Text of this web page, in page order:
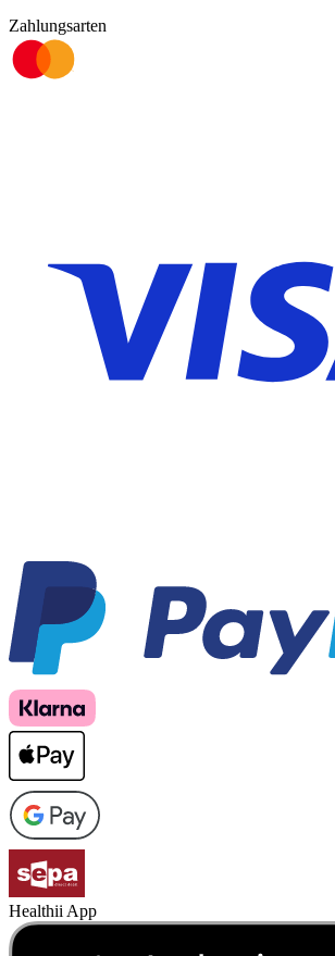
Zahlungsarten
Healthii App